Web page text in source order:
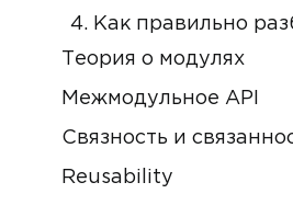
4. Как правильно
Теория о модулях
Межмодульное API
Связность и
Reusability